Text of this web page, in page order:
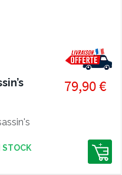
!
79,90 €
STOCK